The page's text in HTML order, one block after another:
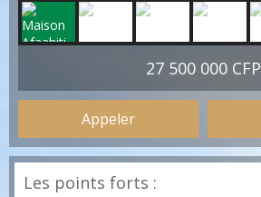
27 500 000 CFP
Appeler
Les points forts :